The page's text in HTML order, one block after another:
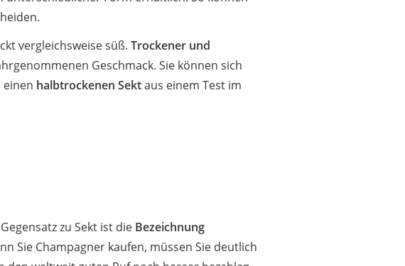
vergleichsweise süß.Trockener und
Geschmack. Sie können sich
halbtrockenen Sektaus einem Test im
zu Sekt ist die Bezeichnung
Sie Champagner kaufen, müssen Sie deutlich